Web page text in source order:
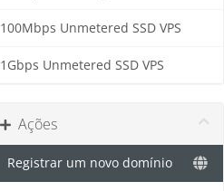
100Mbps Unmetered SSD VPS
1Gbps Unmetered SSD VPS
Ações
Registrar um novo domínio